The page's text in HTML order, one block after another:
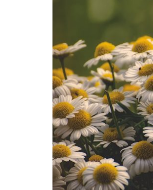
adalah dengan Al
6 December 2020
Jangan Saling
6 December 2020
Risalah Indah
Anaknya yang
2 November 2020
Mengapa kita
lebih dahulu
25 October 2020